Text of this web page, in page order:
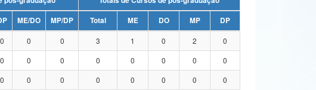
ME/DO MP/DP Total ME DO MP
DP
0 0 0 3 1 0 2
0
0 0 0 0 0 0 0
0
0 0 0 0 0 0 0
0